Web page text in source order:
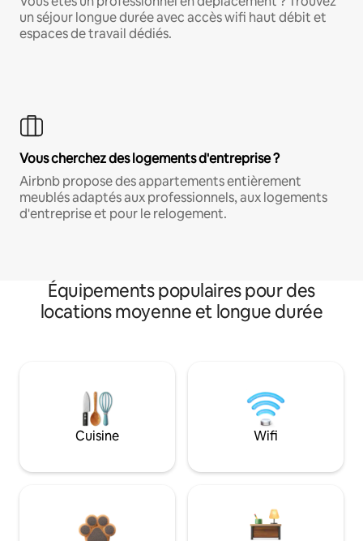
un séjour longue durée avec accès wifi haut débit et
espaces de travail dédiés.
Vous cherchez des logements d'entreprise ?
Airbnb propose des appartements entièrement
meublés adaptés aux professionnels, aux logements
d'entreprise et pour le relogement.
Équipements populaires pour des
locations moyenne et longue durée
Cuisine Wifi